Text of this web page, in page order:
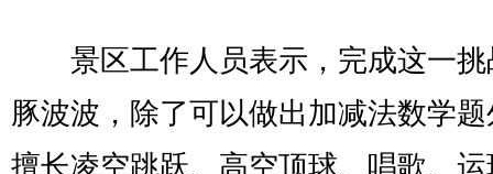
景区工作人员表示，完成这一挑
豚波波，除了可以做出加减法数学
擅长凌空跳跃、高空顶球、唱歌、